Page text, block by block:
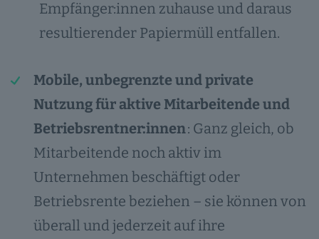
Empfänger:innen zuhause und daraus
resultierender Papiermüll entfallen.
Mobile, unbegrenzte und private
Nutzung für aktive Mitarbeitende und
Betriebsrentner:innen: Ganz gleich, ob
Mitarbeitende noch aktiv im
Unternehmen beschäftigt oder
Betriebsrente beziehen – sie können von
überall und jederzeit auf ihre